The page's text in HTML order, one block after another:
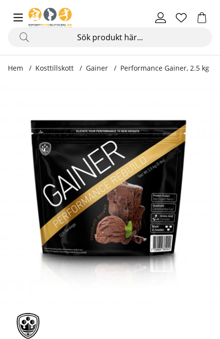
Hem Kosttillskott Gainer Performance Gainer, 2.5 kg